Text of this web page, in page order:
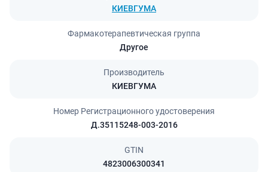
КИЕВГУМА
Фармакотерапевтическая группа
Другое
Производитель
КИЕВГУМА
Номер Регистрационного удостоверения
Д.35115248-003-2016
GTIN
4823006300341